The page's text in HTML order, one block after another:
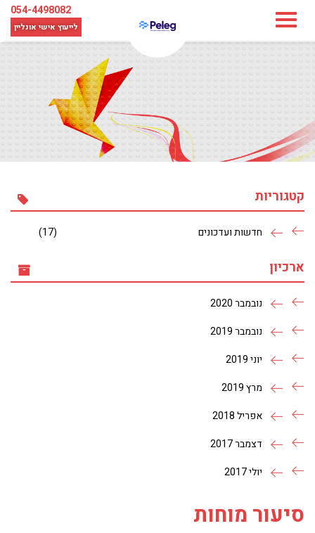
054-4498082
לייעוץ אישי אונליין
קטגוריות
חדשות ועדכונים (17)
ארכיון
נובמבר 2020
נובמבר 2019
יוני 2019
מרץ 2019
אפריל 2018
דצמבר 2017
יולי 2017
סיעור מוחות